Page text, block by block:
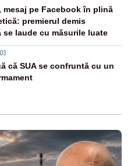
mesaj pe Facebook în plină
premierul demis
se laude cu măsurile luate
că SUA se confruntă cu un